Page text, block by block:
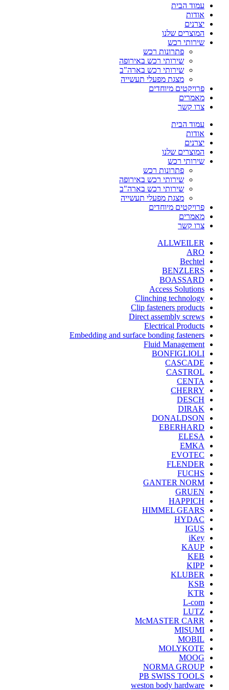
עמוד הבית
אודות
יצרנים
המוצרים שלנו
שירותי רכש
פתרונות רכש
שירותי רכש באירופה
שירותי רכש בארה"ב
מצגת מפעלי תעשייה
פרויקטים מיוחדים
מאמרים
צרו קשר
עמוד הבית
אודות
יצרנים
המוצרים שלנו
שירותי רכש
פתרונות רכש
שירותי רכש באירופה
שירותי רכש בארה"ב
מצגת מפעלי תעשייה
פרויקטים מיוחדים
מאמרים
צרו קשר
ALLWEILER
ARO
Bechtel
BENZLERS
BOASSARD
Access Solutions
Clinching technology
Clip fasteners products
Direct assembly screws
Electrical Products
Embedding and surface bonding fasteners
Fluid Management
BONFIGLIOLI
CASCADE
CASTROL
CENTA
CHERRY
DESCH
DIRAK
DONALDSON
EBERHARD
ELESA
EMKA
EVOTEC
FLENDER
FUCHS
GANTER NORM
GRUEN
HAPPICH
HIMMEL GEARS
HYDAC
IGUS
iKey
KAUP
KEB
KIPP
KLUBER
KSB
KTR
L-com
LUTZ
McMASTER CARR
MISUMI
MOBIL
MOLYKOTE
MOOG
NORMA GROUP
PB SWISS TOOLS
weston body hardware